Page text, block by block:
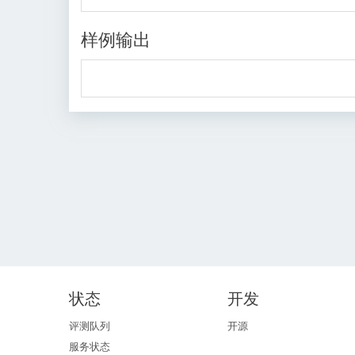
样例输出
状态
评测队列
服务状态
开发
开源